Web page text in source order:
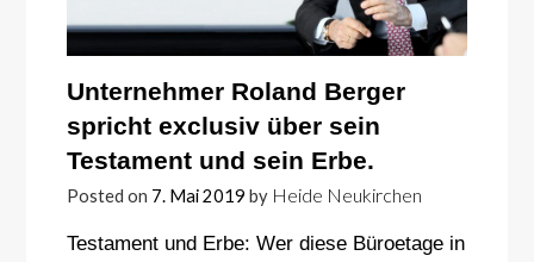
Unternehmer Roland Berger
spricht exclusiv über sein
Testament und sein Erbe.
Posted on 7. Mai 2019 by Heide Neukirchen
Testament und Erbe: Wer diese Büroetage in